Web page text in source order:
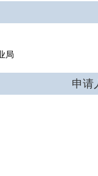
局
申请